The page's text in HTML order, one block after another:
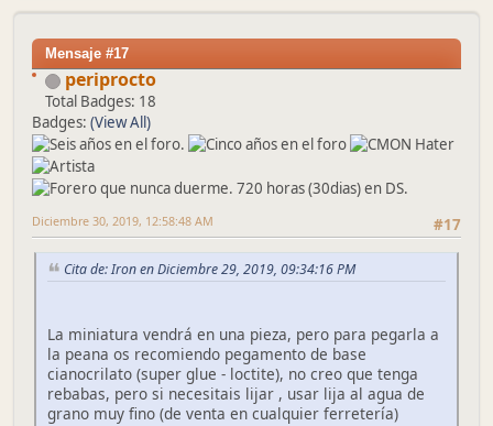
Mensaje #17
periprocto
Total Badges: 18
Badges: (View All)
#17
Diciembre 30, 2019, 12:58:48 AM
Cita de: Iron en Diciembre 29, 2019, 09:34:16 PM
La miniatura vendrá en una pieza, pero para pegarla a
la peana os recomiendo pegamento de base
cianocrilato (super glue - loctite), no creo que tenga
rebabas, pero si necesitais lijar , usar lija al agua de
grano muy fino (de venta en cualquier ferretería)